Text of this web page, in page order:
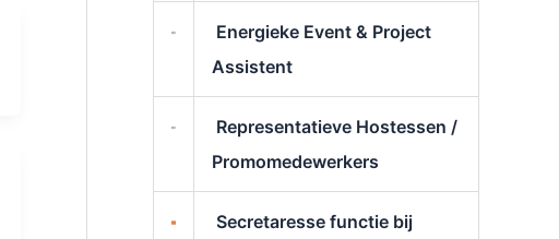
Energieke Event & Project
Assistent
Representatieve Hostessen /
Promomedewerkers
Secretaresse functie bij